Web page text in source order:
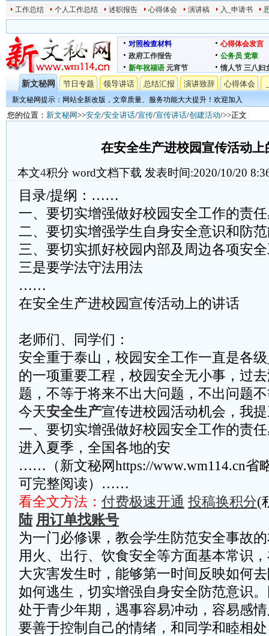
工作总结 个人工作总结 述职报告 心得体会 演讲稿 入_申请书
对照检查材料
心得体会发言
政府工作报告
公务员 党章
新年祝福语 元宵节 情人节 三八妇
新文秘网 节日专题 领导讲话 总结汇报 演讲致辞 心得体会
新文秘网提示：网站全新改版，文章质量、服务功能大大提升！欢迎加入
您的位置： 新文秘网>>安全/安全讲话/宣传/宣传讲话/创建活动/>>正文
在安全生产进校园宣传活动上
本文4积分 word文档下载 发表时间:2020/10/20
目录/提纲：……
一、要切实增强做好校园安全工作的责
二、要切实增强学生自身安全意识和防
三、要切实抓好校园内部及周边各项安
三是要学法守法用法
……
在安全生产进校园宣传活动上的讲话
老师们、同学们：
安全重于泰山，校园安全工作一直是各
的一项重要工程，校园安全无小事，过
题，不等于将来不出大问题，不出问题
今天安全生产宣传进校园活动机会，我
一、要切实增强做好校园安全工作的责
进入夏季，全国各地的安
……（新文秘网https://www.wm114.cn省
可完整阅读）……
看全文方法： 付费极速开通 投稿换积分(
陆 用订单找账号
为一门必修课，教会学生防范安全事故
用火、出行、饮食安全等方面基本常识
大灾害发生时，能够第一时间反映如何
如何逃生，切实增强自身安全防范意识
处于青少年期，遇事容易冲动，容易感
要善于控制自己的情绪，和同学和睦相